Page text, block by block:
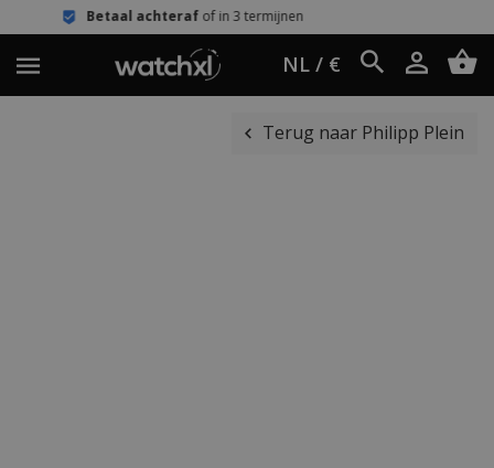
achteraf of in 3 termijnen
NL / €
Terug naar Philipp Plein